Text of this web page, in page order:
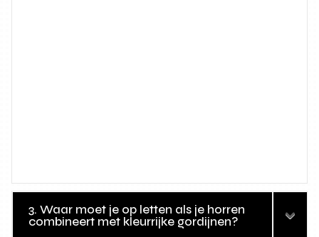
3. Waar moet je op letten als je horren
combineert met kleurrijke gordijnen?